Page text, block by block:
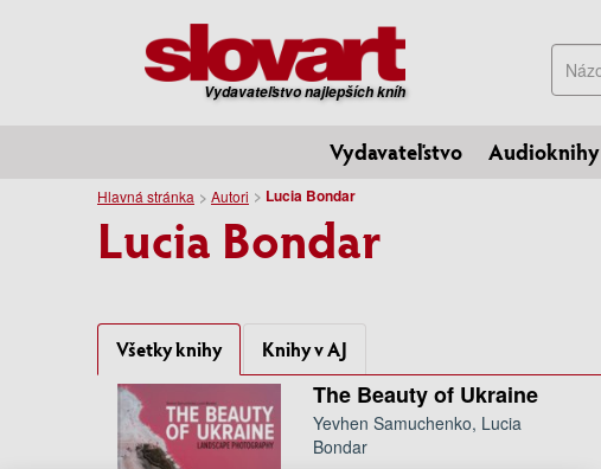
Vydavateľstvo najlepších kníh
Hľadať
Vydavateľstvo Audioknihy
Hlavná stránka Autori Lucia Bondar
Lucia Bondar
Všetky knihy Knihy v AJ
The Beauty of Ukraine
Yevhen Samuchenko, Lucia
Bondar